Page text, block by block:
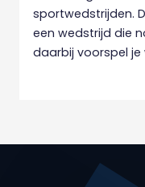
sportwedstrijden.
een wedstrijd die
daarbij voorspel je